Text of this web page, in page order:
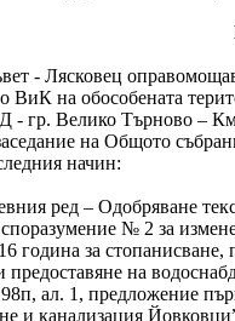
- Лясковец
ВиК на обособената
- гр. Велико Търново –
на Общото
начин:
ред – Одобряване
№ 2 за
година за
предоставяне на
ал. 1, предложение
и канализация